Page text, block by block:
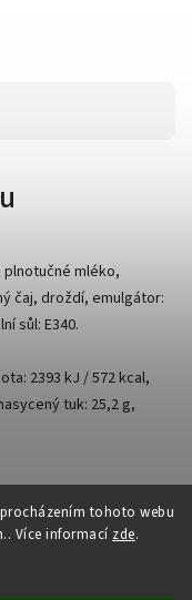
tohoto webu
Více informací zde.
plnotučné mléko,
čaj, droždí, emulgátor:
sůl: E340.
2393 kJ / 572 kcal,
tuk: 25,2 g,